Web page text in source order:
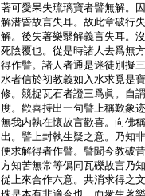
著可愛果失琉璃寶者譬無解。
解潜昏故言失耳。故此章破行
解。後失著樂翳解義言失耳。
死陰覆也。從是時諸人去爲無
得作譬。諸人者通是迷徒別擬
水者信於初教義如入水求覓是
修。競捉瓦石者證三爲眞。自
度。歡喜持出一句譬上稱歎象
無我内執在懷故言歡喜。向佛
出。譬上封執生疑之意。乃知
便求解得者作譬。譬聞今教破
方知苦無常等僞同瓦礫故言乃
從上來合作六意。共消求得之文